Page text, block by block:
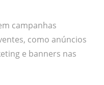
campanhas
como anúncios
e banners nas